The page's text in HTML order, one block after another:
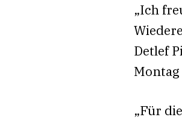
„Ich
Detlef
„Für